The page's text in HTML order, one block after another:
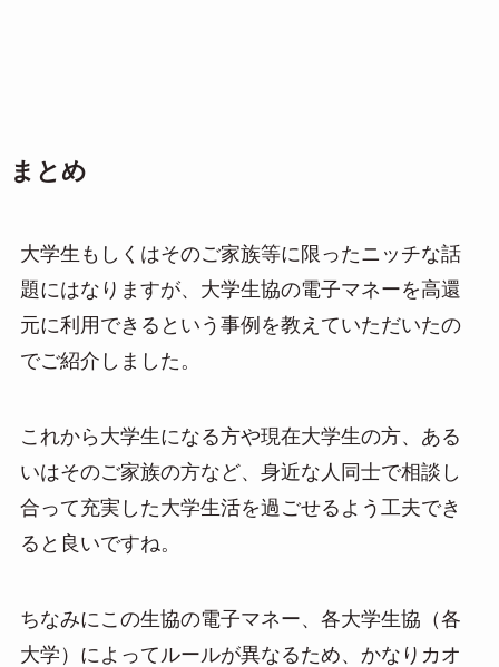
まとめ
大学生もしくはそのご家族等に限ったニッチな話
題にはなりますが、大学生協の電子マネーを高還
元に利用できるという事例を教えていただいたの
でご紹介しました。
これから大学生になる方や現在大学生の方、ある
いはそのご家族の方など、身近な人同士で相談し
合って充実した大学生活を過ごせるよう工夫でき
ると良いですね。
ちなみにこの生協の電子マネー、各大学生協（各
大学）によってルールが異なるため、かなりカオ